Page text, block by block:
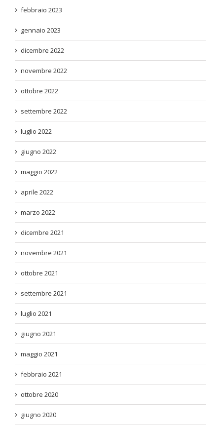
febbraio 2023
gennaio 2023
dicembre 2022
novembre 2022
ottobre 2022
settembre 2022
luglio 2022
giugno 2022
maggio 2022
aprile 2022
marzo 2022
dicembre 2021
novembre 2021
ottobre 2021
settembre 2021
luglio 2021
giugno 2021
maggio 2021
febbraio 2021
ottobre 2020
giugno 2020